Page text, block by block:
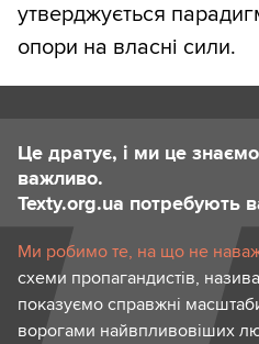
утверджується
опори на власні сили.
Це дратує, і ми це
важливо.
Texty.org.ua потребують
Ми робимо те, на що не
схеми пропагандистів,
показуємо справжні
ворогами найвпливовіших